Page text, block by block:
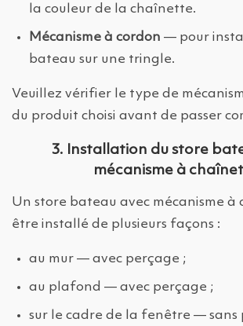
la couleur de la chaînette.
Mécanisme à cordon — pour
bateau sur une tringle.
Veuillez vérifier le type de
du produit choisi avant de passer
3. Installation du store
mécanisme à
Un store bateau avec mécanisme
être installé de plusieurs façons :
au mur — avec perçage ;
au plafond — avec perçage ;
sur le cadre de la fenêtre — sans